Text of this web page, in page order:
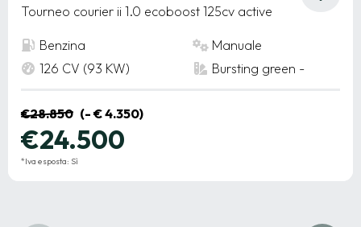
Tourneo courier ii 1.0 ecoboost 125cv active
Benzina
Manuale
126 CV (93 KW)
Bursting green -
€28.850 (- € 4.350)
€24.500
*Iva esposta: Sì